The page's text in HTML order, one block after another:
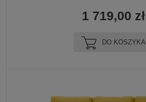
1 719,00 zł
DO KOSZYKA